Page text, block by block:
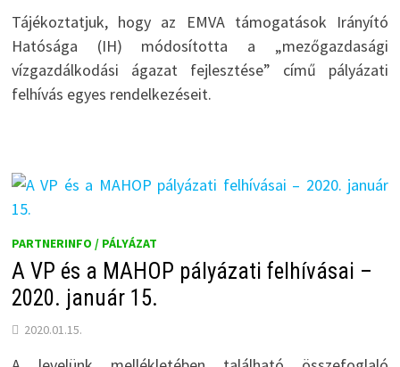
Tájékoztatjuk, hogy az EMVA támogatások Irányító
Hatósága (IH) módosította a „mezőgazdasági
vízgazdálkodási ágazat fejlesztése” című pályázati
felhívás egyes rendelkezéseit.
PARTNERINFO / PÁLYÁZAT
A VP és a MAHOP pályázati felhívásai –
2020. január 15.
2020.01.15.